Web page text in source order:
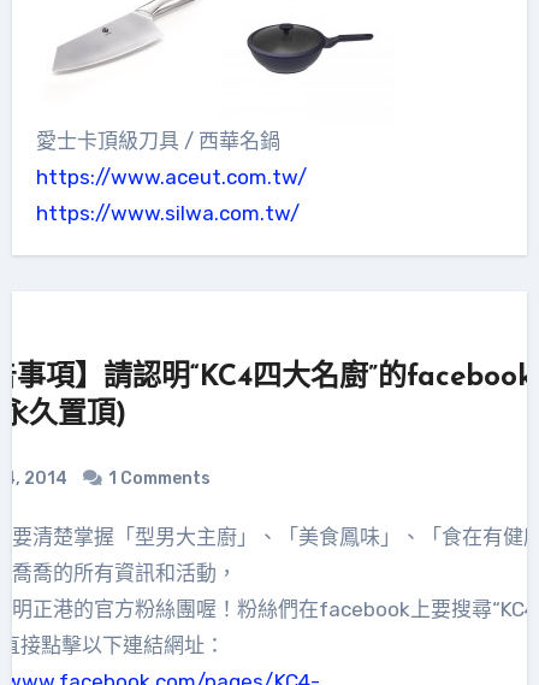
愛士卡頂級刀具 / 西華名鍋
https://www.aceut.com.tw/
https://www.silwa.com.tw/
事項】請認明“KC4四大名廚”的facebook
久置頂)
2014 1 Comments
喬喬的所有資訊和活動，
明正港的官方粉絲團喔！粉絲們在facebook上要搜尋
接點擊以下連結網址：